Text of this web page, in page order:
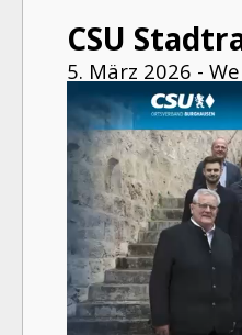
CSU
5. März 2026 -